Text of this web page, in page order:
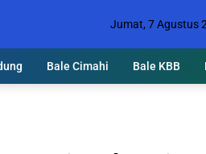
Jumat, 7 Agustus
Bale Cimahi Bale KBB